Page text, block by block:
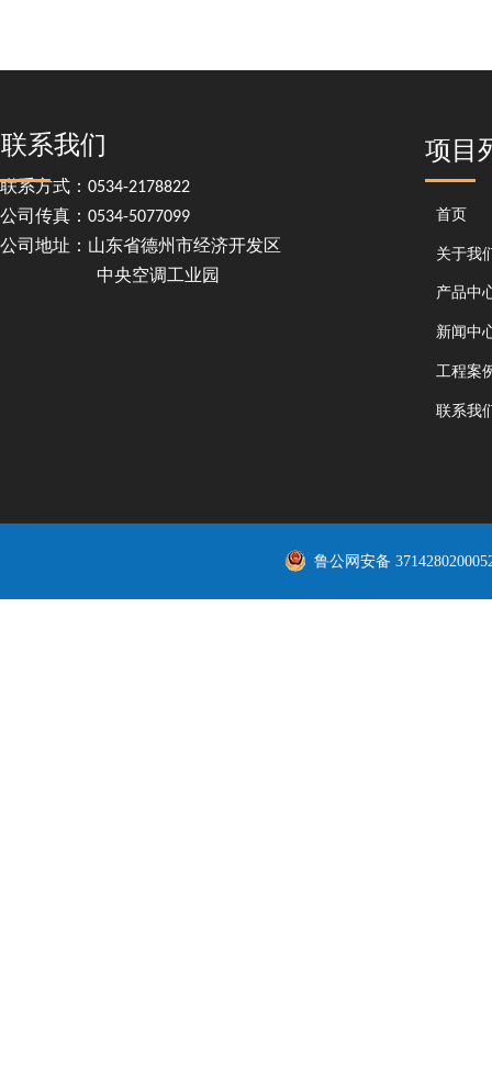
联系方式：0534-2178822
公司传真：0534-5077099
公司地址：山东省德州市经济开发区
中央空调工业园
项目
鲁公网安备
首页
关于我
产品中
新闻中
工程案
联系我
联系我们